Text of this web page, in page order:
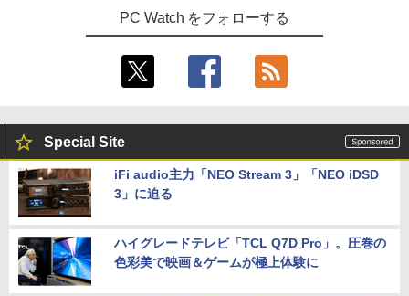
￥2,750
PC Watch をフォローする
Special Site
iFi audio主力「NEO Stream 3」「NEO iDSD
3」に迫る
ハイグレードテレビ「TCL Q7D Pro」。圧巻の
色彩美で映画＆ゲームが極上体験に